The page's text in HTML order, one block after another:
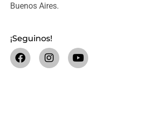
Buenos Aires.
¡Seguinos!